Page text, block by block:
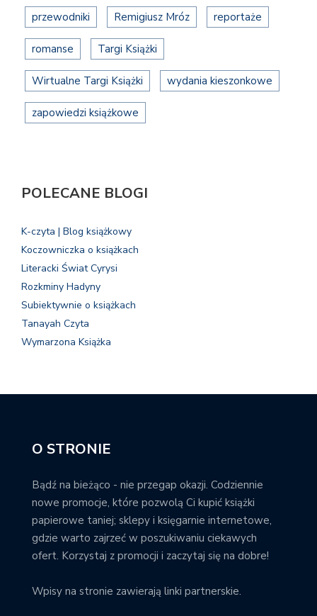
przewodniki Remigiusz Mróz reportaże
romanse Targi Książki
Wirtualne Targi Książki wydania kieszonkowe
zapowiedzi książkowe
POLECANE BLOGI
K-czyta | Blog książkowy
Koczowniczka o książkach
Literacki Świat Cyrysi
Rozkminy Hadyny
Subiektywnie o książkach
Tanayah Czyta
Wymarzona Książka
O STRONIE
Bądź na bieżąco - nie przegap okazji. Codziennie
nowe promocje, które pozwolą Ci kupić książki
papierowe taniej; sklepy i księgarnie internetowe,
gdzie warto zajrzeć w poszukiwaniu ciekawych
ofert. Korzystaj z promocji i zaczytaj się na dobre!
Wpisy na stronie zawierają linki partnerskie.